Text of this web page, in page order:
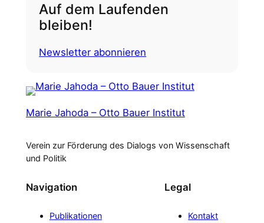
Auf dem Laufenden
bleiben!
Newsletter abonnieren
Marie Jahoda – Otto Bauer Institut
Verein zur Förderung des Dialogs von Wissenschaft
und Politik
Navigation
Publikationen
Legal
Kontakt